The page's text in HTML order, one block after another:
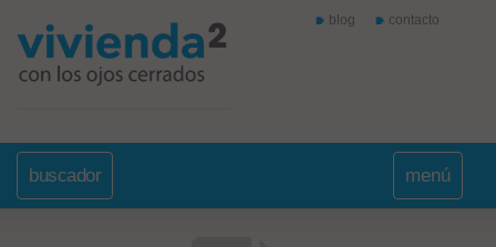
blog contacto
buscador menú